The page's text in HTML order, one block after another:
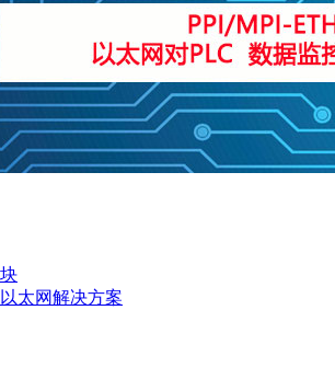
太网解决方案